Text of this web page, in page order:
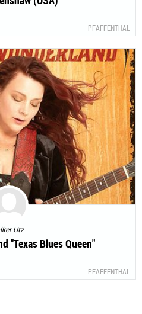
PFAFFENTHAL
Utz
"Texas Blues Queen"
PFAFFENTHAL